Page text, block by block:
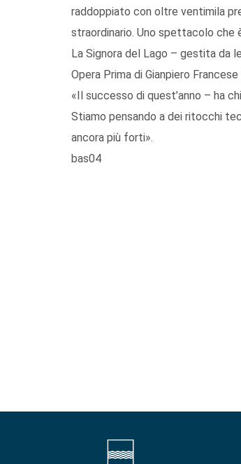
raddoppiato con oltre ventimila
straordinario. Uno spettacolo che
La Signora del Lago – gestita da
Opera Prima di Gianpiero
«Il successo di quest’anno – ha
Stiamo pensando a dei ritocchi
ancora più forti».
bas04